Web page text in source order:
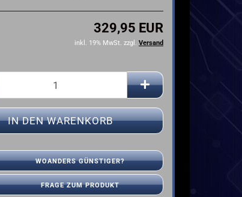
YAMAHA
329,95 EUR
inkl. 19% MwSt. zzgl. Versand
WOANDERS GÜNSTIGER?
FRAGE ZUM PRODUKT